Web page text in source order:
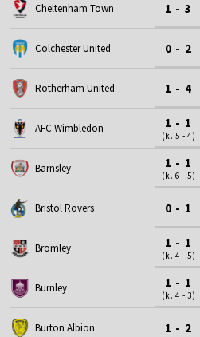
Cheltenham Town 1 - 3
Colchester United 0 - 2
Rotherham United 1 - 4
AFC Wimbledon 1 - 1
(k. 5 - 4)
Barnsley 1 - 1
(k. 6 - 5)
Bristol Rovers 0 - 1
Bromley 1 - 1
(k. 4 - 5)
Burnley 1 - 1
(k. 4 - 3)
Burton Albion 1 - 2